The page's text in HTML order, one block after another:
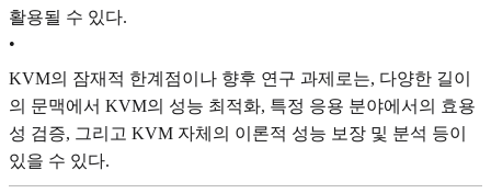
활용될 수 있다.
•
KVM의 잠재적 한계점이나 향후 연구 과제로는, 다양한 길이
의 문맥에서 KVM의 성능 최적화, 특정 응용 분야에서의 효용
성 검증, 그리고 KVM 자체의 이론적 성능 보장 및 분석 등이
있을 수 있다.